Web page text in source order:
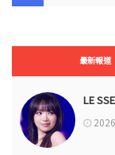
最新報道
LE